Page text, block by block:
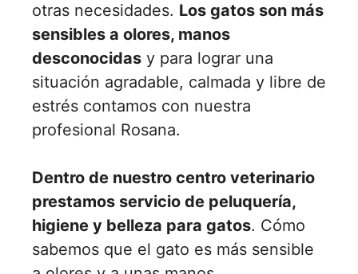
otras necesidades. Los gatos son más
sensibles a olores, manos
desconocidas y para lograr una
situación agradable, calmada y libre de
estrés contamos con nuestra
profesional Rosana.
Dentro de nuestro centro veterinario
prestamos servicio de peluquería,
higiene y belleza para gatos. Cómo
sabemos que el gato es más sensible